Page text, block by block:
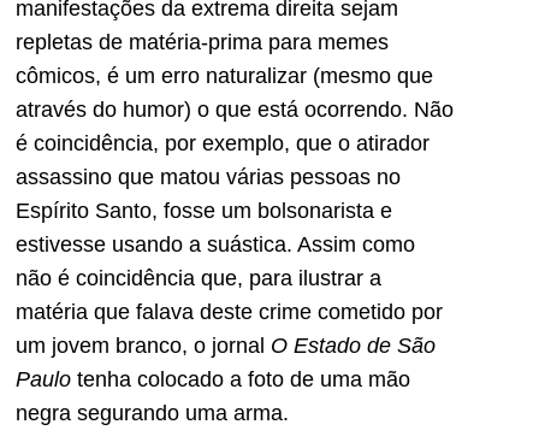
manifestações da extrema direita sejam
repletas de matéria-prima para memes
cômicos, é um erro naturalizar (mesmo que
através do humor) o que está ocorrendo. Não
é coincidência, por exemplo, que o atirador
assassino que matou várias pessoas no
Espírito Santo, fosse um bolsonarista e
estivesse usando a suástica. Assim como
não é coincidência que, para ilustrar a
matéria que falava deste crime cometido por
um jovem branco, o jornal O Estado de São
Paulo tenha colocado a foto de uma mão
negra segurando uma arma.